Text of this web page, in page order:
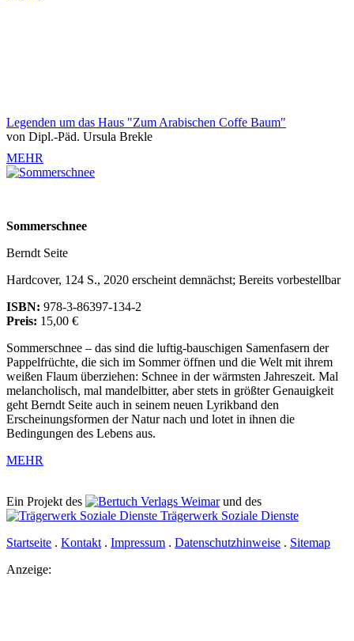
Legenden um das Haus "Zum Arabischen Coffe Baum"
von Dipl.-Päd. Ursula Brekle
MEHR
Sommerschnee
Berndt Seite
Hardcover, 124 S., 2020 erscheint demnächst; Bereits vorbestellbar
ISBN: 978-3-86397-134-2
Preis: 15,00 €
Sommerschnee – das sind die luftig-bauschigen Samenfasern der
Pappelfrüchte, die sich im Sommer öffnen und die Welt mit ihrem
weißen Flaum überziehen: Schnee in der wärmsten Jahreszeit. Mal
melancholisch, mal mandelbitter, aber stets in größter Genauigkeit
geht Berndt Seite auch in seinem neuen Lyrikband den
Erscheinungsformen der Natur nach und lotet in ihnen die
Bedingungen des Lebens aus.
MEHR
Ein Projekt des Verlags Weimarund des
Trägerwerk Soziale Dienste
Startseite . Kontakt . Impressum . Datenschutzhinweise . Sitemap
Anzeige: